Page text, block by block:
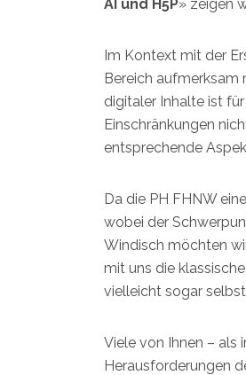
AI und H5P» zeigen
Im Kontext mit der
Bereich aufmerksam
digitaler Inhalte ist
Einschränkungen
entsprechende
Da die PH FHNW
wobei der
Windisch möchten
mit uns die
vielleicht sogar
Viele von Ihnen – als
Herausforderungen